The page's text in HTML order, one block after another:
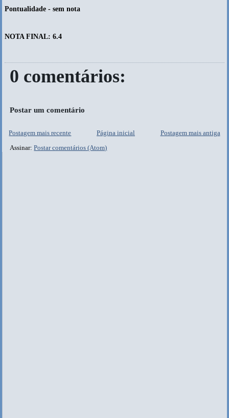
Pontualidade - sem nota
NOTA FINAL: 6.4
0 comentários:
Postar um comentário
Postagem mais recente Postagem mais antiga
Página inicial
Assinar:Postar comentários (Atom)